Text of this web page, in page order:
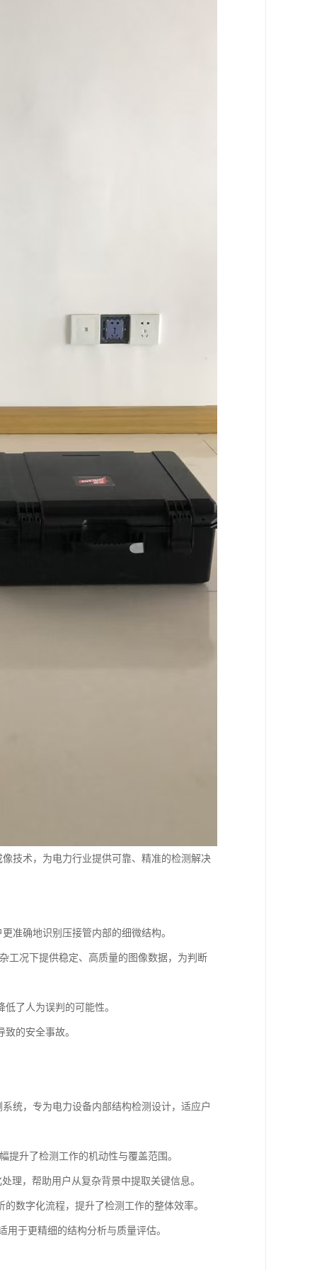
技术，为电力行业提供可靠、精准的检测解决
准确地识别压接管内部的细微结构。
工况下提供稳定、高质量的图像数据，为判断
了人为误判的可能性。
的安全事故。
统，专为电力设备内部结构检测设计，适应户
升了检测工作的机动性与覆盖范围。
理，帮助用户从复杂背景中提取关键信息。
数字化流程，提升了检测工作的整体效率。
于更精细的结构分析与质量评估。